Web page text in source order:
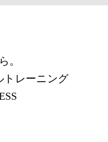
。
トレーニング